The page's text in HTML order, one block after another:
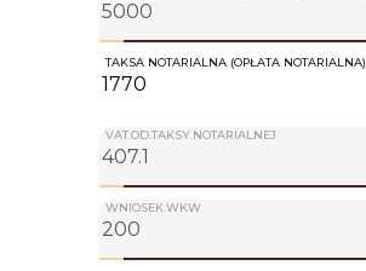
TAKSA NOTARIALNA (OPŁATA NOTARIALNA)
VAT.OD.TAKSY.NOTARIALNEJ
WNIOSEK.WKW